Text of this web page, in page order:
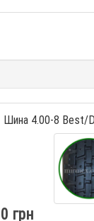
Шина 4.00-8 Best/
0 грн